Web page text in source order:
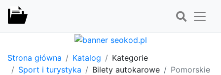
Strona główna Katalog
Kategorie
Sport i turystyka
Bilety autokarowe Pomorskie